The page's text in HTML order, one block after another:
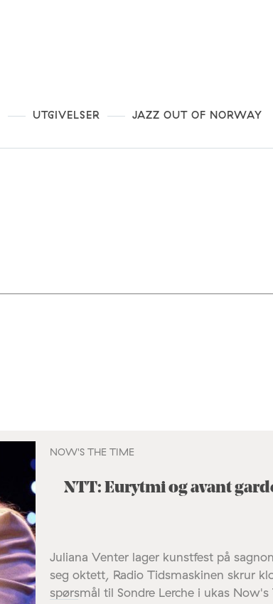
UTGIVELSER JAZZ OUT OF NORWAY
NOW'S THE TIME
NTT: Eurytmi og avant
Juliana Venter lager kunstfest på
seg oktett, Radio Tidsmaskinen skrur
spørsmål til Sondre Lerche i ukas